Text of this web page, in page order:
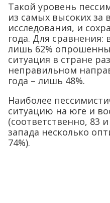
Такой уровень
из самых высоких за
исследования, и
года. Для сравнения:
лишь 62%
ситуация в стране
неправильном
года – лишь 48%.
Наиболее
ситуацию на юге и
(соответственно, 83
запада несколько
74%).